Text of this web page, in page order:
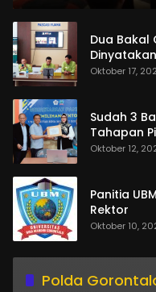
Dua Bakal
Oktober 17,
Sudah 3
Tahapan
Oktober 12,
Panitia
Rektor
Oktober 10,
Polda